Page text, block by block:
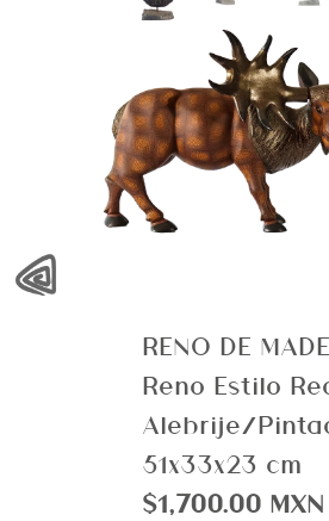
RENO DE
Reno Estilo
Alebrije/
51x33x23 cm
$1,700.00 MXN